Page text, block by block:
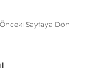
Sayfaya Dön